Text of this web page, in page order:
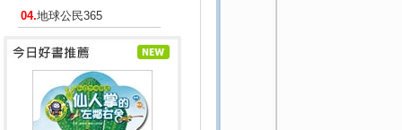
04.地球公民365